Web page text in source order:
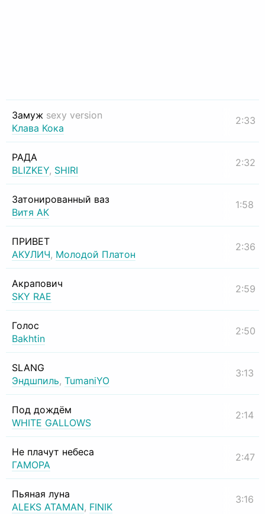
Замуж sexy version
Клава Кока
2:33
РАДА
BLIZKEY, SHIRI
2:32
Затонированный ваз
Витя АК
1:58
ПРИВЕТ
АКУЛИЧ, Молодой Платон
2:36
Акрапович
SKY RAE
2:59
Голос
Bakhtin
2:50
SLANG
Эндшпиль, TumaniYO
3:13
Под дождём
WHITE GALLOWS
2:14
Не плачут небеса
ГАМОРА
2:47
Пьяная луна
ALEKS ATAMAN, FINIK
3:16